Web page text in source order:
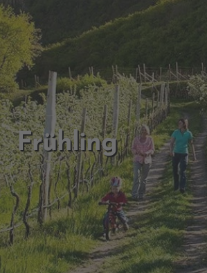
Frühling